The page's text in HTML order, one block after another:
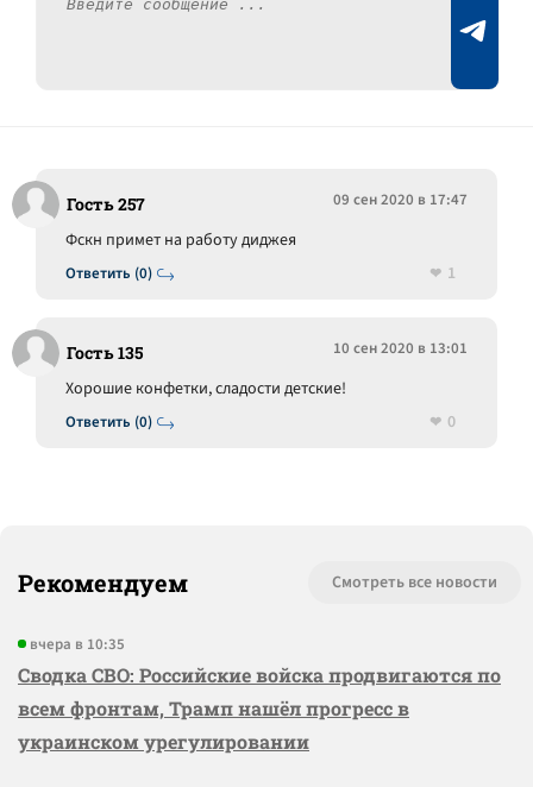
Гость 257 09 сен 2020 в 17:47
Ответить (0)
Фскн примет на работу диджея
1
Гость 135 10 сен 2020 в 13:01
Ответить (0)
Хорошие конфетки, сладости детские!
0
Рекомендуем Смотреть все новости
вчера в 10:35
Сводка СВО: Российские войска продвигаются по
всем фронтам, Трамп нашёл прогресс в
украинском урегулировании